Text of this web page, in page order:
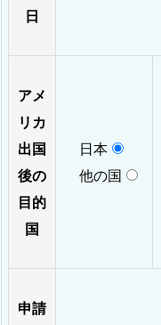
日
アメ
リカ
出国
後の
目的
国
日本
他の国
申請